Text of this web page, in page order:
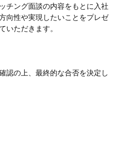
チング面談の内容をもとに入社
向性や実現したいことをプレゼ
いただきます。
認の上、最終的な合否を決定し